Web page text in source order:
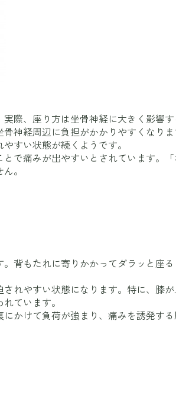
際、座り方は坐骨神経に大きく影響す
神経周辺に負担がかかりやすくなり
すい状態が続くようです。
で痛みが出やすいとされています。
。
背もたれに寄りかかってダラッと座
れやすい状態になります。特に、膝
ています。
かけて負荷が強まり、痛みを誘発する